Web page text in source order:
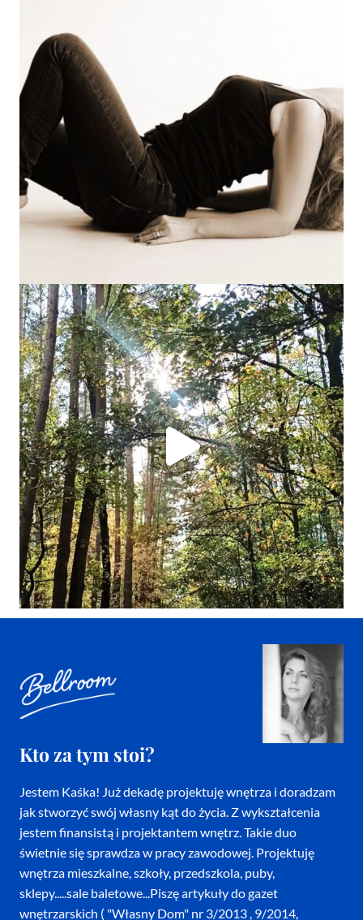
Kto za tym stoi?
Jestem Kaśka! Już dekadę projektuję wnętrza i doradzam
jak stworzyć swój własny kąt do życia. Z wykształcenia
jestem finansistą i projektantem wnętrz. Takie duo
świetnie się sprawdza w pracy zawodowej. Projektuję
wnętrza mieszkalne, szkoły, przedszkola, puby,
sklepy.....sale baletowe...Piszę artykuły do gazet
wnętrzarskich ( "Własny Dom" nr 3/2013 , 9/2014,